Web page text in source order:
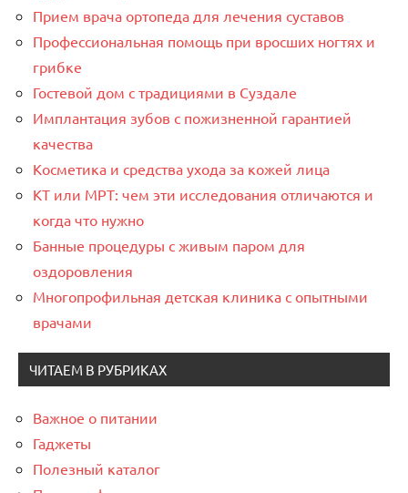
Прием врача ортопеда для лечения суставов
Профессиональная помощь при вросших ногтях и
грибке
Гостевой дом с традициями в Суздале
Имплантация зубов с пожизненной гарантией
качества
Косметика и средства ухода за кожей лица
КТ или МРТ: чем эти исследования отличаются и
когда что нужно
Банные процедуры с живым паром для
оздоровления
Многопрофильная детская клиника с опытными
врачами
ЧИТАЕМ В РУБРИКАХ
Важное о питании
Гаджеты
Полезный каталог